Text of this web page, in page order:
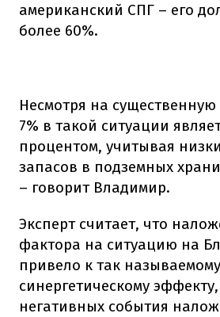
американский СПГ – его
более 60%.
Несмотря на
7% в такой ситуации
процентом, учитывая
запасов в подземных
– говорит Владимир.
Эксперт считает, что
фактора на ситуацию на
привело к так называемому
синергетическому
негативных события